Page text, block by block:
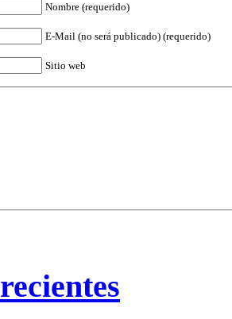
Nombre (requerido)
E-Mail (no será publicado) (requerido)
Sitio web